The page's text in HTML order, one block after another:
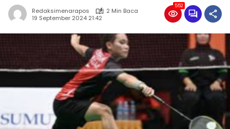
Redaksimenarapos
2 Min Baca
19 September 2024 21:42
552